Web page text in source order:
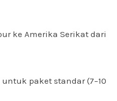
ke Amerika Serikat dari
untuk paket standar (7–10